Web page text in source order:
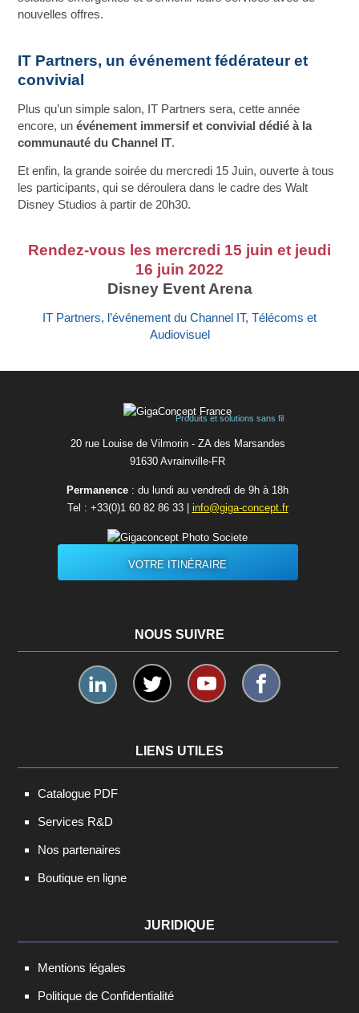
nouvelles offres.
IT Partners, un événement fédérateur et
convivial
Plus qu’un simple salon, IT Partners sera, cette année
encore, unévénement immersif et convivial dédié à la
communauté du Channel IT.
Et enfin, la grande soirée du mercredi 15 Juin, ouverte à tous
les participants, qui se déroulera dans le cadre des Walt
Disney Studios à partir de 20h30.
Rendez-vous les mercredi 15 juin et jeudi
16 juin 2022
Disney Event Arena
IT Partners, l’événement du Channel IT, Télécoms et
Audiovisuel
Produits et solutions sans fil
20 rue Louise de Vilmorin - ZA des Marsandes
91630 Avrainvilleㅤ-ㅤFR
Permanence : du lundi au vendredi de 9h à 18h
Tel : +33(0)1 60 82 86 33| info@giga-concept.fr
VOTRE ITINÉRAIRE
NOUS SUIVRE
LIENS UTILES
Catalogue PDF
Services R&D
Nos partenaires
Boutique en ligne
JURIDIQUE
Mentions légales
Politique de Confidentialité